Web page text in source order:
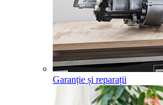
Garanție și reparații